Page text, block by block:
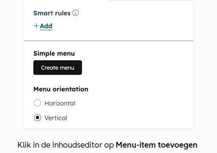
Klik in de inhoudseditor op Menu-item toevoegen